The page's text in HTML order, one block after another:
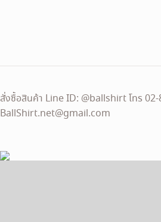
สั่งซื้อสินค้า Line ID: @ballshirt โทร 02-
BallShirt.net@gmail.com